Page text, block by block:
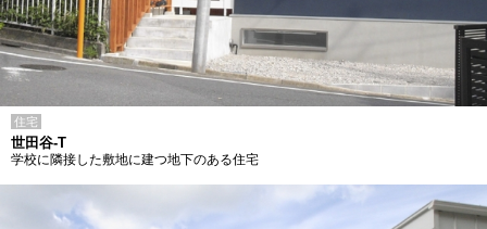
住宅
世田谷-T
学校に隣接した敷地に建つ地下のある住宅